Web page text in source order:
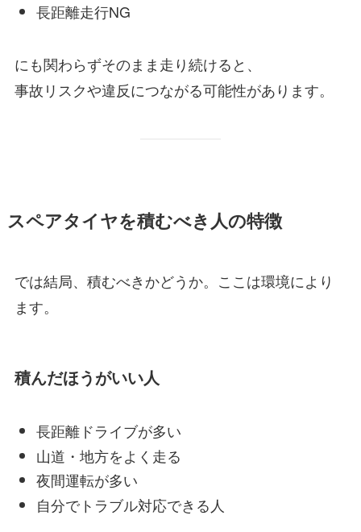
長距離走行NG
にも関わらずそのまま走り続けると、
事故リスクや違反につながる可能性があります。
スペアタイヤを積むべき人の特徴
では結局、積むべきかどうか。ここは環境により
ます。
積んだほうがいい人
長距離ドライブが多い
山道・地方をよく走る
夜間運転が多い
自分でトラブル対応できる人